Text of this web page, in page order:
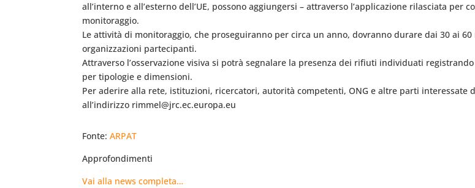
all’interno e all’esterno dell’UE, possono aggiungersi – attraverso l’applicazione rilasciata
monitoraggio.
Le attività di monitoraggio, che proseguiranno per circa un anno, dovranno durare dai 30 ai
organizzazioni partecipanti.
Attraverso l’osservazione visiva si potrà segnalare la presenza dei rifiuti individuati
per tipologie e dimensioni.
Per aderire alla rete, istituzioni, ricercatori, autorità competenti, ONG e altre parti interessate
all’indirizzo rimmel@jrc.ec.europa.eu
Fonte:ARPAT
Approfondimenti
Vai alla news completa…